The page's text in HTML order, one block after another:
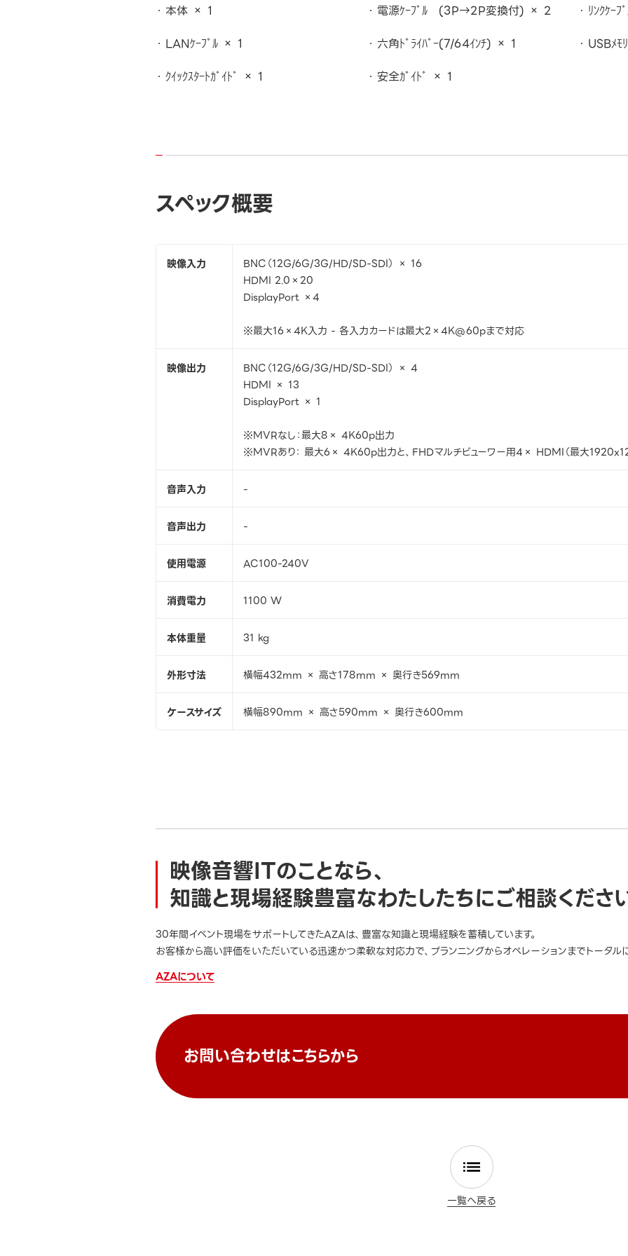
本体 × 1 電源ｹｰﾌﾞﾙ (3P→2P変換付) × 2
ﾘﾝｸｹｰ
LANｹｰﾌﾞﾙ × 1
六角ﾄﾞﾗｲﾊﾞｰ(7/64ｲﾝﾁ) × 1
USBﾒ
ｸｲｯｸｽﾀｰﾄｶﾞｲﾄﾞ × 1
安全ｶﾞｲﾄﾞ × 1
スペック概要
映像入力
BNC（12G/6G/3G/HD/SD-SDI） × 16
HDMI 2.0×20
DisplayPort ×4
※最大16×4K入力 - 各入力カードは最大2×4K@60pまで対応
映像出力
BNC（12G/6G/3G/HD/SD-SDI） × 4
HDMI × 13
DisplayPort × 1
※MVRなし：最大8× 4K60p出力
※MVRあり： 最大6× 4K60p出力と、FHDマルチビューワー用4× HDMI（最大
音声入力 -
音声出力 -
使用電源 AC100-240V
消費電力 1100 W
本体重量 31 kg
外形寸法 横幅432mm × 高さ178mm × 奥行き569mm
ケースサイズ 横幅890mm × 高さ590mm × 奥行き600mm
映像音響ITのことなら、
知識と現場経験豊富なわたしたちにご相談くださ
30年間イベント現場をサポートしてきたAZAは、豊富な知識と現場経験を蓄積しています。
お客様から高い評価をいただいている迅速かつ柔軟な対応力で、プランニングからオペレーションまでトータル
AZAについて
お問い合わせはこちらから
一覧へ戻る